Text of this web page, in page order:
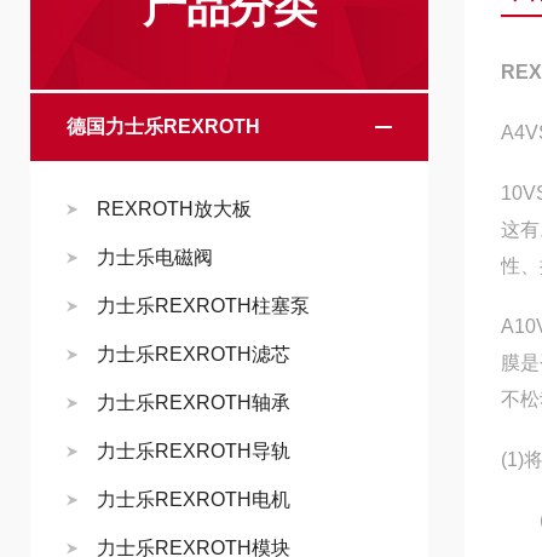
德国力士乐REXROTH
REXROTH放大板
力士乐电磁阀
力士乐REXROTH柱塞泵
力士乐REXROTH滤芯
力士乐REXROTH轴承
力士乐REXROTH导轨
力士乐REXROTH电机
力士乐REXROTH模块
这
性
膜
不
(1)
(2)